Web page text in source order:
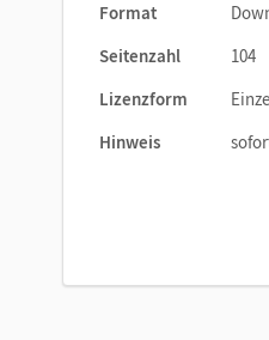
Format
Seitenzahl
104
Lizenzform
Hinweis